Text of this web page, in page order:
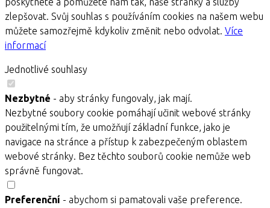
zlepšovat. Svůj souhlas s používáním cookies na našem webu
můžete samozřejmě kdykoliv změnit nebo odvolat. Více
informací
Jednotlivé souhlasy
Nezbytné - aby stránky fungovaly, jak mají.
Nezbytné soubory cookie pomáhají učinit webové stránky
použitelnými tím, že umožňují základní funkce, jako je
navigace na stránce a přístup k zabezpečeným oblastem
webové stránky. Bez těchto souborů cookie nemůže web
správně fungovat.
Preferenční - abychom si pamatovali vaše preference.